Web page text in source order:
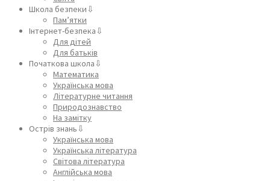
Школа безпеки⇩
Пам’ятки
Інтернет-безпека⇩
Для дітей
Для батьків
Початкова школа⇩
Математика
Українська мова
Літературне читання
Природознавство
На замітку
Острів знань⇩
Українська мова
Українська література
Світова література
Англійська мова